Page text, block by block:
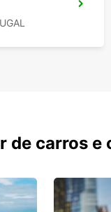
de carros e